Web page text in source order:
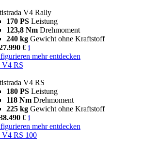
V4 Rally
170 PS Leistung
123,8 Nm Drehmoment
240 kg Gewicht ohne Kraftstoff
€ i
mehr entdecken
V4 RS
V4 RS
180 PS Leistung
118 Nm Drehmoment
225 kg Gewicht ohne Kraftstoff
€ i
mehr entdecken
V4 RS 100